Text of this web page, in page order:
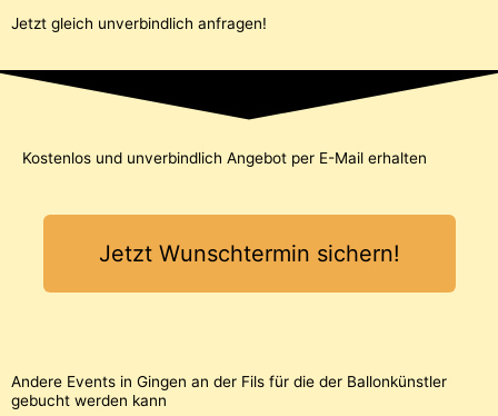
Jetzt gleich unverbindlich anfragen!
Kostenlos und unverbindlich Angebot per E-Mail erhalten
Jetzt Wunschtermin sichern!
Andere Events in Gingen an der Fils für die der Ballonkünstler
gebucht werden kann